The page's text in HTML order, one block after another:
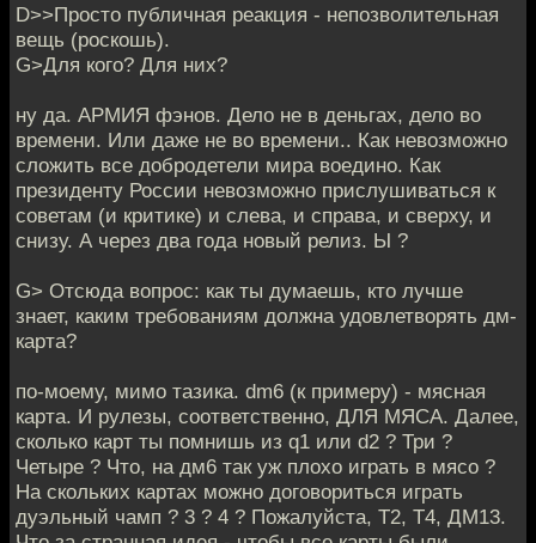
D>>Просто публичная реакция - непозволительная
вещь (роскошь).
G>Для кого? Для них?
ну да. АРМИЯ фэнов. Дело не в деньгах, дело во
времени. Или даже не во времени.. Как невозможно
сложить все добродетели мира воедино. Как
президенту России невозможно прислушиваться к
советам (и критике) и слева, и справа, и сверху, и
снизу. А через два года новый релиз. Ы ?
G> Отсюда вопрос: как ты думаешь, кто лучше
знает, каким требованиям должна удовлетворять дм-
карта?
по-моему, мимо тазика. dm6 (к примеру) - мясная
карта. И рулезы, соответственно, ДЛЯ МЯСА. Далее,
сколько карт ты помнишь из q1 или d2 ? Три ?
Четыре ? Что, на дм6 так уж плохо играть в мясо ?
На скольких картах можно договориться играть
дуэльный чамп ? 3 ? 4 ? Пожалуйста, Т2, Т4, ДМ13.